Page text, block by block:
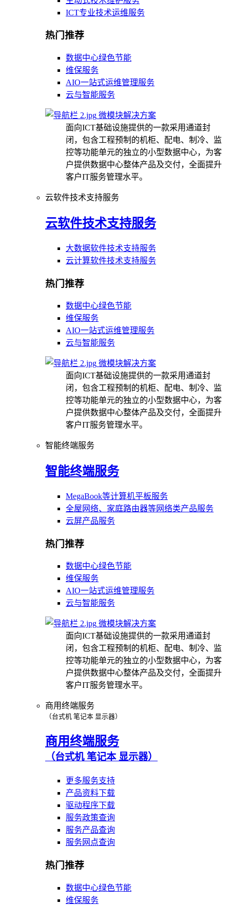
ICT专业技术运维服务
热门推荐
数据中心绿色节能
维保服务
AIO一站式运维管理服务
云与智能服务
微模块解决方案
面向ICT基础设施提供的一款采用通道封
闭，包含工程预制的机柜、配电、制冷、监
控等功能单元的独立的小型数据中心，为客
户提供数据中心整体产品及交付，全面提升
客户IT服务管理水平。
云软件技术支持服务
云软件技术支持服务
大数据软件技术支持服务
云计算软件技术支持服务
热门推荐
数据中心绿色节能
维保服务
AIO一站式运维管理服务
云与智能服务
微模块解决方案
面向ICT基础设施提供的一款采用通道封
闭，包含工程预制的机柜、配电、制冷、监
控等功能单元的独立的小型数据中心，为客
户提供数据中心整体产品及交付，全面提升
客户IT服务管理水平。
智能终端服务
智能终端服务
MegaBook等计算机平板服务
全屋网络、家庭路由器等网络类产品服务
云屏产品服务
热门推荐
数据中心绿色节能
维保服务
AIO一站式运维管理服务
云与智能服务
微模块解决方案
面向ICT基础设施提供的一款采用通道封
闭，包含工程预制的机柜、配电、制冷、监
控等功能单元的独立的小型数据中心，为客
户提供数据中心整体产品及交付，全面提升
客户IT服务管理水平。
商用终端服务
（台式机 笔记本 显示器）
商用终端服务
（台式机 笔记本 显示器）
更多服务支持
产品资料下载
驱动程序下载
服务政策查询
服务产品查询
服务网点查询
热门推荐
数据中心绿色节能
维保服务